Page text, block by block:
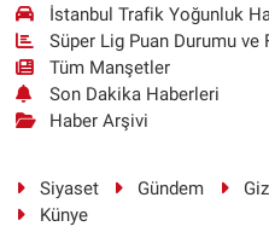
İstanbul Trafik Yoğunluk
Süper Lig Puan Durumu ve
Tüm Manşetler
Son Dakika Haberleri
Haber Arşivi
Siyaset Gündem
Künye